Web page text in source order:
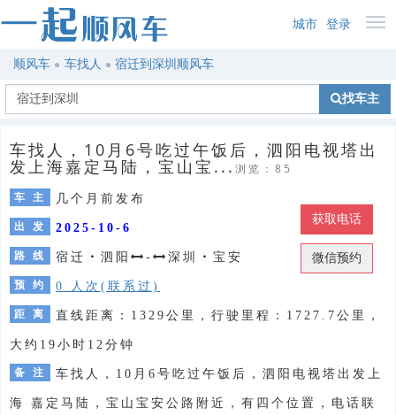
城市 登录
顺风车 车找人 宿迁到深圳顺风车
找车主
车找人，10月6号吃过午饭后，泗阳电视塔出
发上海嘉定马陆，宝山宝... 浏览：85
车 主 几个月前发布
出 发 2025-10-6
获取电话
微信预约
路 线 宿迁 ・ 泗阳 - 深圳 ・ 宝安
预 约 0 人次(联系过)
距 离 直线距离：1329公里，行驶里程：1727.7公里，
大约19小时12分钟
备 注 车找人，10月6号吃过午饭后，泗阳电视塔出发上
海 嘉定马陆，宝山宝安公路附近，有四个位置，电话联